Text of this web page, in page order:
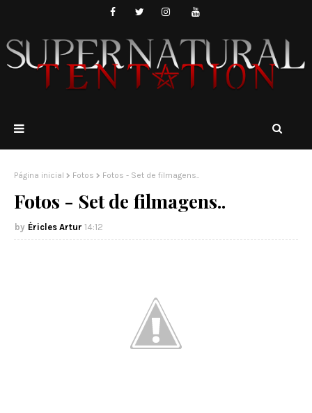
Página inicial Fotos Fotos - Set de filmagens..
Fotos - Set de filmagens..
Éricles Artur 14:12